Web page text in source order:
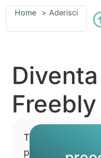
Home Aderisci
Freebly
Tre
percorsi: